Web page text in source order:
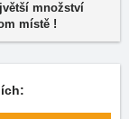
množství
místě !